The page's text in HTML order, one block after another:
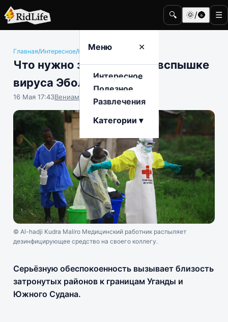
🔍 🌞/🌚 ☰
Меню ✕
Интересное
Полезное
Развлечения
Категории ▾
Главная/Интересное/Наука и техника
Что нужно знать о новой вспышке
вируса Эбола
16 Мая 17:43Вениамин Ветролесов
© Al-hadji Kudra Maliro Медицинский работник распыляет
дезинфицирующее средство на своего коллегу.
Серьёзную обеспокоенность вызывает близость
затронутых районов к границам Уганды и
Южного Судана.